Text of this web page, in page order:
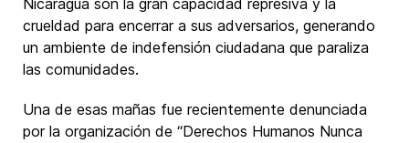
Nicaragua son la gran capacidad represiva y la
crueldad para encerrar a sus adversarios, generando
un ambiente de indefensión ciudadana que paraliza
las comunidades.
Una de esas mañas fue recientemente denunciada
por la organización de “Derechos Humanos Nunca